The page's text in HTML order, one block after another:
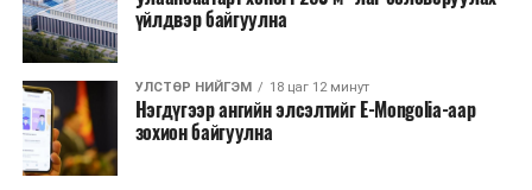
үйлдвэр байгуулна
УЛСТӨР НИЙГЭМ 18 цаг 12 минут
Нэгдүгээр ангийн элсэлтийг E-Mongolia-аар
зохион байгуулна